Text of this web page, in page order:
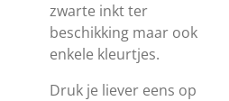
zwarte inkt ter
beschikking maar ook
enkele kleurtjes.
Druk je liever eens op